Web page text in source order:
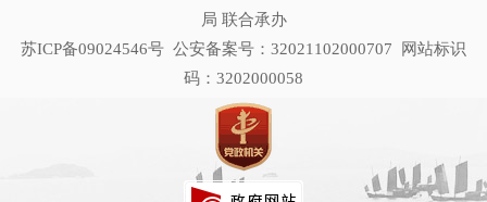
局 联合承办
苏ICP备09024546号 公安备案号：32021102000707 网站标识
码：3202000058